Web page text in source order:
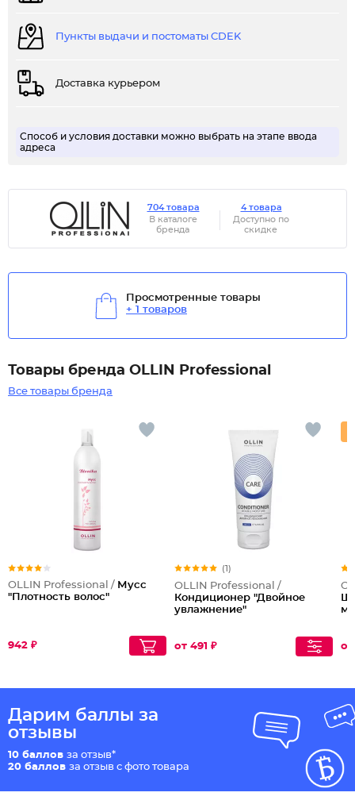
Пункты выдачи и постоматы CDEK
Доставка курьером
Способ и условия доставки можно выбрать на этапе ввода
адреса
704 товара
В каталоге
бренда
4 товара
Доступно по
скидке
Просмотренные товары
+ 1 товаров
Товары бренда OLLIN Professional
Все товары бренда
OLLIN Professional / Мусс
"Плотность волос"
942 ₽
(1)
OLLIN Professional /
Кондиционер "Двойное
увлажнение"
от 491 ₽
Дарим баллы за
отзывы
10 баллов за отзыв*
20 баллов за отзыв с фото товара